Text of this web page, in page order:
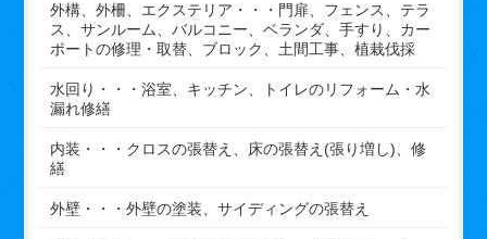
外構、外柵、エクステリア・・・門扉、フェンス、テラ
ス、サンルーム、バルコニー、ベランダ、手すり、カー
ポートの修理・取替、ブロック、土間工事、植栽伐採
水回り・・・浴室、キッチン、トイレのリフォーム・水
漏れ修繕
内装・・・クロスの張替え、床の張替え(張り増し)、修
繕
外壁・・・外壁の塗装、サイディングの張替え